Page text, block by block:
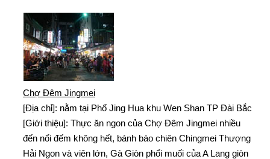
Chợ Đêm Jingmei
[Địa chỉ]: nằm tại Phố Jing Hua khu Wen Shan TP Đài Bắc
[Giới thiệu]: Thực ăn ngon của Chợ Đêm Jingmei nhiều
đến nổi đếm không hết, bánh báo chiên Chingmei Thượng
Hải Ngon và viên lớn, Gà Giòn phổi muối của A Lang giòn